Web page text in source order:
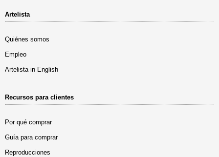
Artelista
Quiénes somos
Empleo
Artelista in English
Recursos para clientes
Por qué comprar
Guía para comprar
Reproducciones